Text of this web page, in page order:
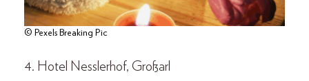
© Pexels Breaking Pic
4. Hotel Nesslerhof, Großarl